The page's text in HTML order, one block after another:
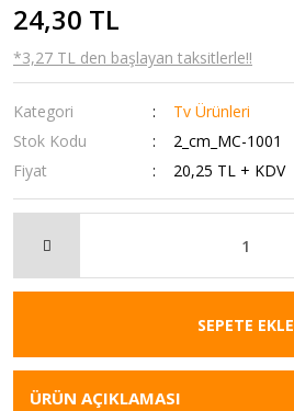
24,30 TL
*3,27 TL den başlayan taksitlerle!!
Kategori
Tv Ürünleri
Stok Kodu
2_cm_MC-1001
Fiyat
20,25 TL + KDV
SEPETE EKLE
ÜRÜN AÇIKLAMASI